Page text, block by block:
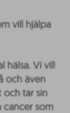
vill hjälpa
Vi vill
och även
och tar sin
cancer som